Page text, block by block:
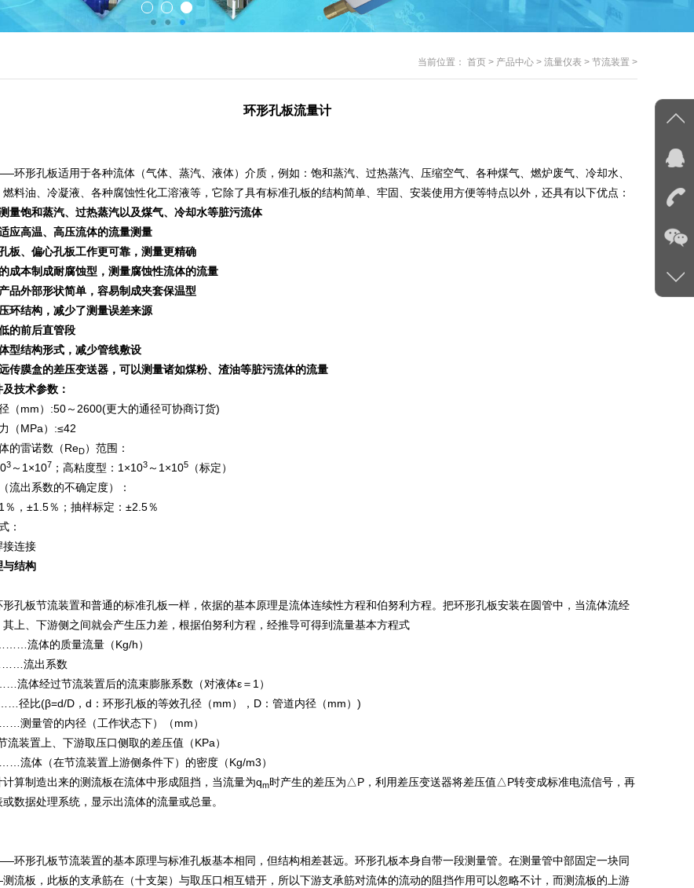
当前位置： 首页 > 产品中心 > 流量仪表 > 节流装置 >
环形孔板流量计
环形孔板适用于各种流体（气体、蒸汽、液体）介质，例如：饱和蒸汽、过热蒸汽、压缩空气、各种煤气、燃炉废气、冷却水、
料油、冷凝液、各种腐蚀性化工溶液等，它除了具有标准孔板的结构简单、牢固、安装使用方便等特点以外，还具有以下优点：
量饱和蒸汽、过热蒸汽以及煤气、冷却水等脏污流体
应高温、高压流体的流量测量
板、偏心孔板工作更可靠，测量更精确
成本制成耐腐蚀型，测量腐蚀性流体的流量
品外部形状简单，容易制成夹套保温型
环结构，减少了测量误差来源
的前后直管段
型结构形式，减少管线敷设
传膜盒的差压变送器，可以测量诸如煤粉、渣油等脏污流体的流量
技术参数：
（mm）:50～2600(更大的通径可协商订货)
（MPa）:≤42
的雷诺数（ReD）范围：
3～1×107 ；高粘度型：1×103～1×105（标定）
流出系数的不确定度）：
％，±1.5％；抽样标定：±2.5％
：
接连接
与结构
孔板节流装置和普通的标准孔板一样，依据的基本原理是流体连续性方程和伯努利方程。把环形孔板安装在圆管中，当流体流经
上、下游侧之间就会产生压力差，根据伯努利方程，经推导可得到流量基本方程式
流体的质量流量（Kg/h）
出系数
经过节流装置后的流束膨胀系数（对液体ε＝1）
(β=d/D，d：环形孔板的等效孔径（mm），D：管道内径（mm）)
管的内径（工作状态下）（mm）
装置上、下游取压口侧取的差压值（KPa）
流体（在节流装置上游侧条件下）的密度（Kg/m3）
算制造出来的测流板在流体中形成阻挡，当流量为qm时产生的差压为△P，利用差压变送器将差压值△P转变成标准电流信号，再
数据处理系统，显示出流体的流量或总量。
环形孔板节流装置的基本原理与标准孔板基本相同，但结构相差甚远。环形孔板本身自带一段测量管。在测量管中部固定一块同
流板，此板的支承筋在（十支架）与取压口相互错开，所以下游支承筋对流体的流动的阻挡作用可以忽略不计，而测流板的上游